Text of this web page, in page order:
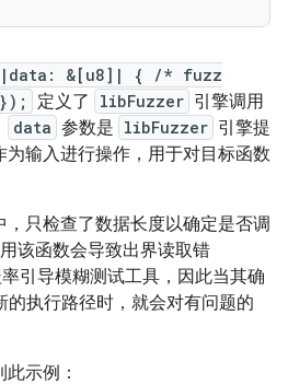
&[u8]| { /* fuzz
定义了 libFuzzer 引擎调用
data 参数是 libFuzzer 引擎提
输入进行操作，用于对目标函数
只检查了数据长度以确定是否调
该函数会导致出界读取错
引导模糊测试工具，因此当其确
的执行路径时，就会对有问题的
示例：